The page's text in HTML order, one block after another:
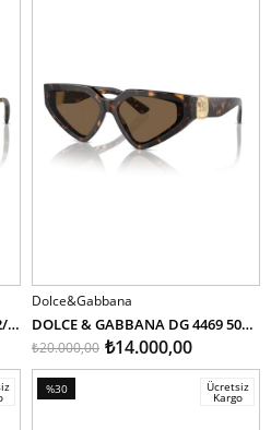
DOLCE & GABBANA DG 2303 02/9A 61
SEPETE EKLE
Dolce&Gabbana
DOLCE & GABBANA DG 4469 502/73 59
₺14.000,00
₺20.000,00
%30
Ücretsiz
Kargo